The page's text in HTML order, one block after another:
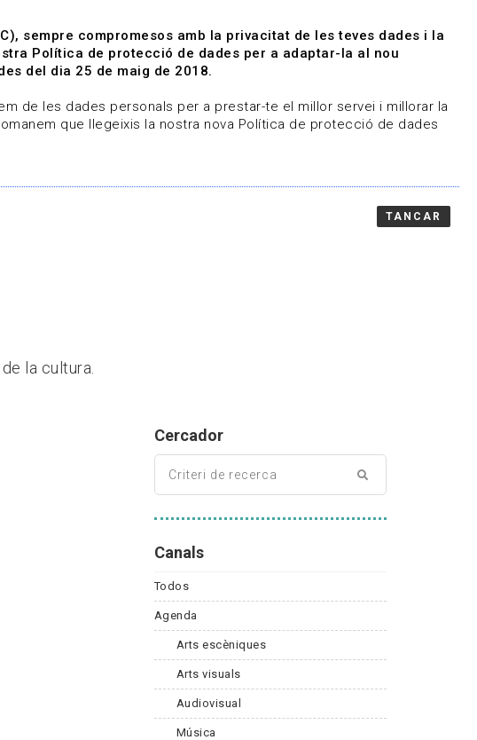
A qui representem Contacte
la cultura.
Cercador
Canals
Todos
Agenda
Arts escèniques
Arts visuals
Audiovisual
Música
sempre compromesos amb la privacitat de les teves dades i la
Política de protecció de dades per a adaptar-la al nou
del dia 25 de maig de 2018.
de les dades personals per a prestar-te el millor servei i millorar la
que llegeixis la nostra nova Política de protecció de dades
TANCAR